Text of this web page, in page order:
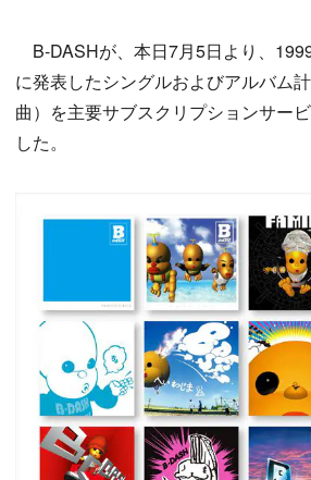
B-DASHが、本日7月5日より、
に発表したシングルおよびアルバム
曲）を主要サブスクリプションサー
した。